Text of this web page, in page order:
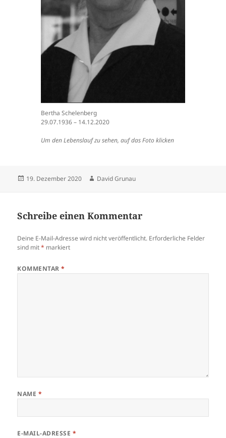
Bertha Schelenberg
29.07.1936 – 14.12.2020
Um den Lebenslauf zu sehen, auf das Foto klicken
Veröffentlicht
19. Dezember 2020 Autor
David Grunau
Schreibe einen Kommentar
Deine E-Mail-Adresse wird nicht veröffentlicht. Erforderliche Felder
sind mit* markiert
KOMMENTAR*
NAME *
E-MAIL-ADRESSE *